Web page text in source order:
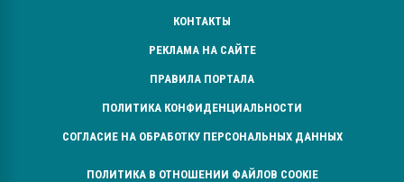
КОНТАКТЫ
РЕКЛАМА НА САЙТЕ
ПРАВИЛА ПОРТАЛА
ПОЛИТИКА КОНФИДЕНЦИАЛЬНОСТИ
СОГЛАСИЕ НА ОБРАБОТКУ ПЕРСОНАЛЬНЫХ ДАННЫХ
ПОЛИТИКА В ОТНОШЕНИИ ФАЙЛОВ COOKIE